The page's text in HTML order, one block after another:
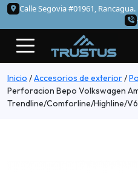
Calle Segovia #01961, Rancagua.
Inicio /Accesorios de exterior/
Perforacion Bepo Volkswagen
Trendline/Comforline/Highline/